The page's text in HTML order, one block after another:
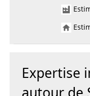
Expertise